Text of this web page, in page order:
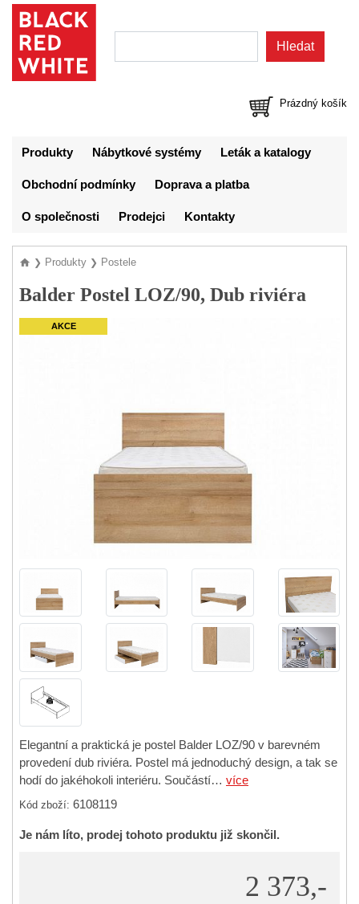
Prázdný košík
Produkty Nábytkové systémy Leták a katalogy
Obchodní podmínky Doprava a platba
O společnosti Prodejci Kontakty
❯ Produkty ❯ Postele
Balder Postel LOZ/90, Dub riviéra
AKCE
Elegantní a praktická je postel Balder LOZ/90 v barevném
provedení dub riviéra. Postel má jednoduchý design, a tak se
hodí do jakéhokoli interiéru. Součástí… více
Kód zboží: 6108119
Je nám líto, prodej tohoto produktu již skončil.
2 373,-